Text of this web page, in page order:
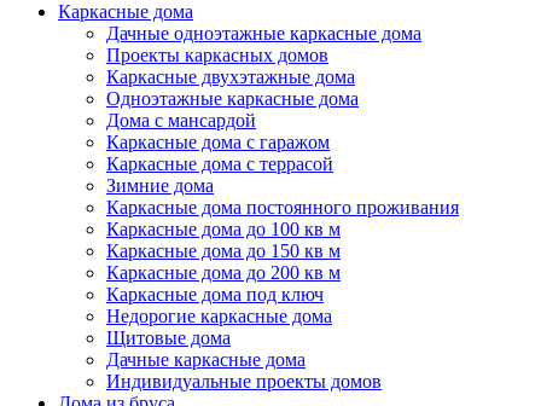
Каркасные дома
Дачные одноэтажные каркасные дома
Проекты каркасных домов
Каркасные двухэтажные дома
Одноэтажные каркасные дома
Дома с мансардой
Каркасные дома с гаражом
Каркасные дома с террасой
Зимние дома
Каркасные дома постоянного проживания
Каркасные дома до 100 кв м
Каркасные дома до 150 кв м
Каркасные дома до 200 кв м
Каркасные дома под ключ
Недорогие каркасные дома
Щитовые дома
Дачные каркасные дома
Индивидуальные проекты домов